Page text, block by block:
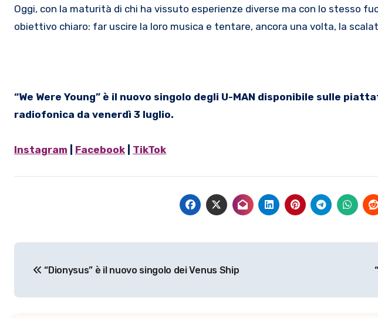
Oggi, con la maturità di chi ha vissuto esperienze diverse ma con lo stesso
obiettivo chiaro: far uscire la loro musica e tentare, ancora una volta, la
“We Were Young” è il nuovo singolo degli U-MAN disponibile sulle
radiofonica da venerdì 3 luglio.
Instagram Facebook TikTok
articoli
“Dionysus” è il nuovo singolo dei Venus Ship